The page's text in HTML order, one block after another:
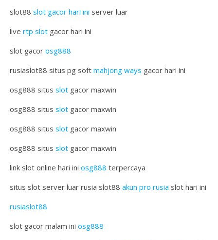
slot88 slot gacor hari ini server luar
live rtp slot gacor hari ini
slot gacor osg888
rusiaslot88 situs pg soft mahjong ways gacor hari ini
osg888 situs slot gacor maxwin
osg888 situs slot gacor maxwin
osg888 situs slot gacor maxwin
osg888 situs slot gacor maxwin
link slot online hari ini osg888 terpercaya
situs slot server luar rusia slot88 akun pro rusia slot hari ini
rusiaslot88
slot gacor malam ini osg888